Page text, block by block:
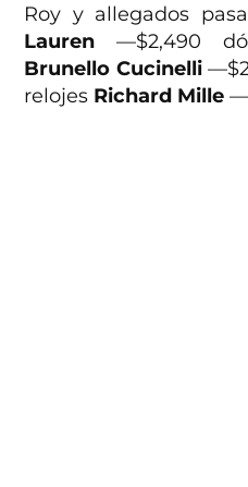
Roy y allegados
Lauren —$2,490
Brunello Cucinelli
relojes Richard Mille